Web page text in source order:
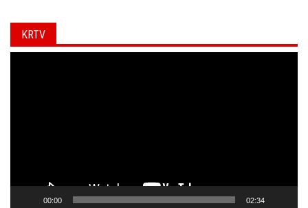
KRTV
00:00 02:34